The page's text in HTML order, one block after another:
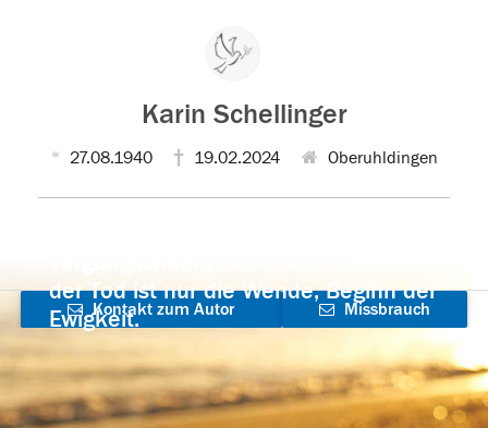
Karin Schellinger
27.08.1940 19.02.2024 Oberuhldingen
der Tod ist nur die Wende, Beginn der
Ewigkeit.
Kontakt zum Autor
aufnehmen
Missbrauch